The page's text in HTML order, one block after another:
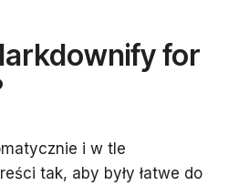
for
i w tle
tak, aby były łatwe do